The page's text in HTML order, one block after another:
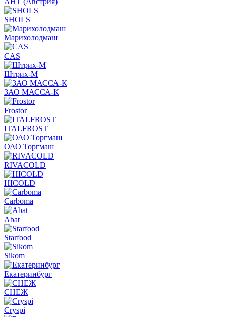
SHOLS
Марихолодмаш
CAS
Штрих-М
ЗАО МАССА-К
Frostor
ITALFROST
ОАО Торгмаш
RIVACOLD
HICOLD
Carboma
Abat
Starfood
Sikom
Екатеринбург
СНЕЖ
Cryspi